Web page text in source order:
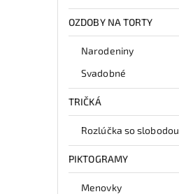
OZDOBY NA TORTY
Narodeniny
Svadobné
TRIČKÁ
Rozlúčka so slobodou
PIKTOGRAMY
Menovky